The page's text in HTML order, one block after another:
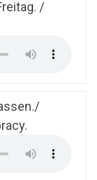
/